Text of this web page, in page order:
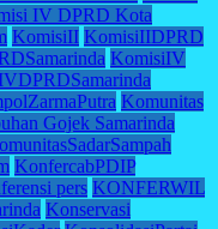
IV DPRD Kota
KomisiII KomisiIIDPRD
KomisiIV
Komunitas
Gojek Samarinda
KonfercabPDIP
pers KONFERWIL
Konservasi